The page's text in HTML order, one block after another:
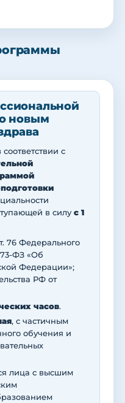
новым
с
в силус 1
76 Федерального
ФЗ «Об
Федерации»;
РФ от
часов.
, с частичным
обучения и
лица с высшим